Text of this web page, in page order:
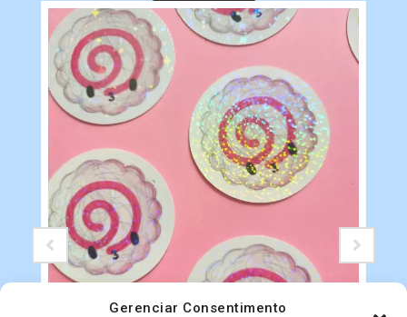
Gerenciar Consentimento